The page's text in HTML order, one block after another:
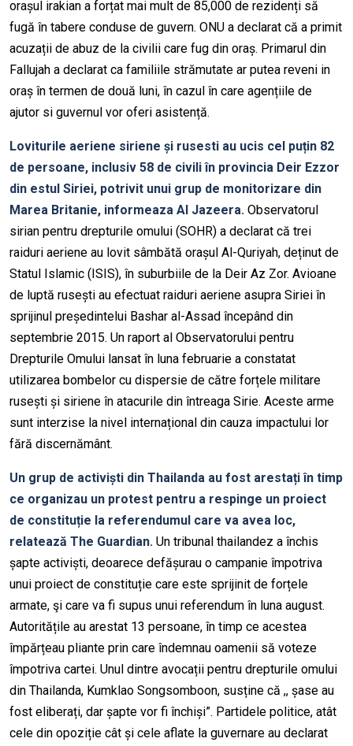
orașul irakian a forțat mai mult de 85,000 de rezidenți să
fugă în tabere conduse de guvern. ONU a declarat că a primit
acuzații de abuz de la civilii care fug din oraș. Primarul din
Fallujah a declarat ca familiile strămutate ar putea reveni in
oraș în termen de două luni, în cazul în care agențiile de
ajutor si guvernul vor oferi asistență.
Loviturile aeriene siriene și rusesti au ucis cel puțin 82
de persoane, inclusiv 58 de civili în provincia Deir Ezzor
din estul Siriei, potrivit unui grup de monitorizare din
Marea Britanie, informeaza Al Jazeera. Observatorul
sirian pentru drepturile omului (SOHR) a declarat că trei
raiduri aeriene au lovit sâmbătă orașul Al-Quriyah, deținut de
Statul Islamic (ISIS), în suburbiile de la Deir Az Zor. Avioane
de luptă rusești au efectuat raiduri aeriene asupra Siriei în
sprijinul președintelui Bashar al-Assad începând din
septembrie 2015. Un raport al Observatorului pentru
Drepturile Omului lansat în luna februarie a constatat
utilizarea bombelor cu dispersie de către forțele militare
rusești și siriene în atacurile din întreaga Sirie. Aceste arme
sunt interzise la nivel internațional din cauza impactului lor
fără discernământ.
Un grup de activiști din Thailanda au fost arestați în timp
ce organizau un protest pentru a respinge un proiect
de constituție la referendumul care va avea loc,
relatează The Guardian. Un tribunal thailandez a închis
șapte activiști, deoarece defășurau o campanie împotriva
unui proiect de constituție care este sprijinit de forțele
armate, şi care va fi supus unui referendum în luna august.
Autoritățile au arestat 13 persoane, în timp ce acestea
împărțeau pliante prin care îndemnau oamenii să voteze
împotriva cartei. Unul dintre avocații pentru drepturile omului
din Thailanda, Kumklao Songsomboon, susține că ,, șase au
fost eliberați, dar șapte vor fi închiși”. Partidele politice, atât
cele din opoziție cât și cele aflate la guvernare au declarat